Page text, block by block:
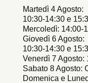
Martedì 4 Agosto:
10:30-14:30 e
Mercoledì: 14:00-
Giovedì 6 Agosto:
10:30-14:30 e
Venerdì 7 Agosto:
Sabato 8 Agosto:
Domenica e